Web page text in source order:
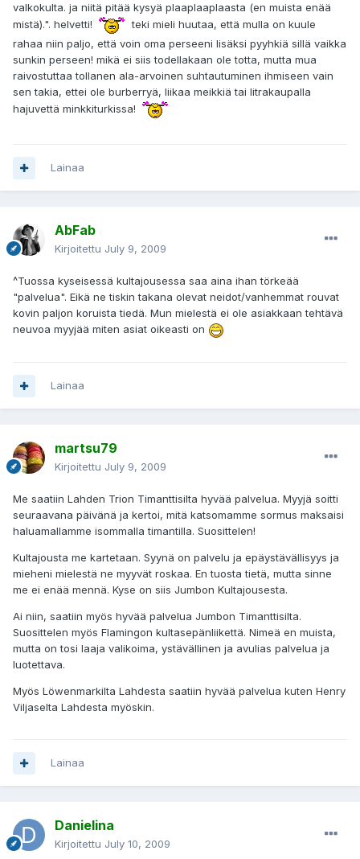
valkokulta. ja niitä pitää kysyä plaaplaaplaasta (en muista enää
mistä).". helvetti!
teki mieli huutaa, että mulla on kuule
rahaa niin paljo, että voin oma perseeni lisäksi pyyhkiä sillä vaikka
sunkin perseen! mikä ei siis todellakaan ole totta, mutta mua
raivostuttaa tollanen ala-arvoinen suhtautuminen ihmiseen vain
sen takia, ettei ole burberryä, liikaa meikkiä tai litrakaupalla
hajuvettä minkkiturkissa!
Lainaa
AbFab
Kirjoitettu July 9, 2009
^Tuossa kyseisessä kultajousessa saa aina ihan törkeää
"palvelua". Eikä ne tiskin takana olevat neidot/vanhemmat rouvat
kovin paljon koruista tiedä. Mun mielestä ei ole asiakkaan tehtävä
neuvoa myyjää miten asiat oikeasti on
Lainaa
martsu79
Kirjoitettu July 9, 2009
Me saatiin Lahden Trion Timanttisilta hyvää palvelua. Myyjä soitti
seuraavana päivänä ja kertoi, mitä katsomamme sormus maksaisi
haluamallamme isommalla timantilla. Suosittelen!
Kultajousta me kartetaan. Syynä on palvelu ja epäystävällisyys ja
mieheni mielestä ne myyvät roskaa. En tuosta tietä, mutta sinne
me ei enää mennä. Kyse on siis Jumbon Kultajousesta.
Ai niin, saatiin myös hyvää palvelua Jumbon Timanttisilta.
Suosittelen myös Flamingon kultasepänliikettä. Nimeä en muista,
mutta on tosi laaja valikoima, ystävällinen ja avulias palvelua ja
luotettava.
Myös Löwenmarkilta Lahdesta saatiin hyvää palvelua kuten Henry
Viljaselta Lahdesta myöskin.
Lainaa
Danielina
Kirjoitettu July 10, 2009